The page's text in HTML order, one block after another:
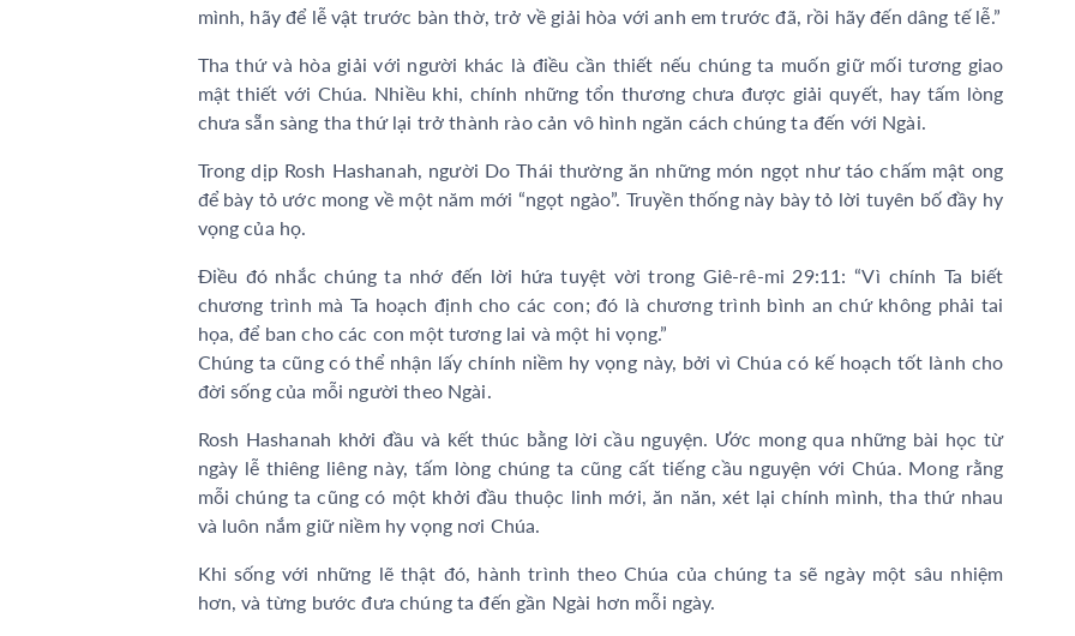
mình, hãy để lễ vật trước bàn thờ, trở về giải hòa với anh em trước đã, rồi hãy đến dâng tế lễ.”
Tha thứ và hòa giải với người khác là điều cần thiết nếu chúng ta muốn giữ mối tương giao
mật thiết với Chúa. Nhiều khi, chính những tổn thương chưa được giải quyết, hay tấm lòng
chưa sẵn sàng tha thứ lại trở thành rào cản vô hình ngăn cách chúng ta đến với Ngài.
Trong dịp Rosh Hashanah, người Do Thái thường ăn những món ngọt như táo chấm mật ong
để bày tỏ ước mong về một năm mới “ngọt ngào”. Truyền thống này bày tỏ lời tuyên bố đầy hy
vọng của họ.
Điều đó nhắc chúng ta nhớ đến lời hứa tuyệt vời trong Giê-rê-mi 29:11: “Vì chính Ta biết
chương trình mà Ta hoạch định cho các con; đó là chương trình bình an chứ không phải tai
họa, để ban cho các con một tương lai và một hi vọng.”
Chúng ta cũng có thể nhận lấy chính niềm hy vọng này, bởi vì Chúa có kế hoạch tốt lành cho
đời sống của mỗi người theo Ngài.
Rosh Hashanah khởi đầu và kết thúc bằng lời cầu nguyện. Ước mong qua những bài học từ
ngày lễ thiêng liêng này, tấm lòng chúng ta cũng cất tiếng cầu nguyện với Chúa. Mong rằng
mỗi chúng ta cũng có một khởi đầu thuộc linh mới, ăn năn, xét lại chính mình, tha thứ nhau
và luôn nắm giữ niềm hy vọng nơi Chúa.
Khi sống với những lẽ thật đó, hành trình theo Chúa của chúng ta sẽ ngày một sâu nhiệm
hơn, và từng bước đưa chúng ta đến gần Ngài hơn mỗi ngày.